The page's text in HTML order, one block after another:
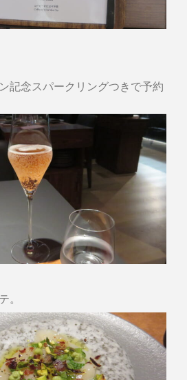
記念スパークリングつきで予約
。